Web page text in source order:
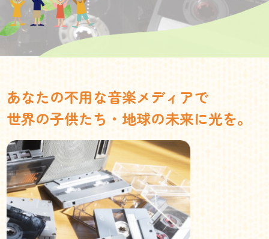
あなたの不用な音楽メディアで
世界の子供たち・地球の未来に光を。